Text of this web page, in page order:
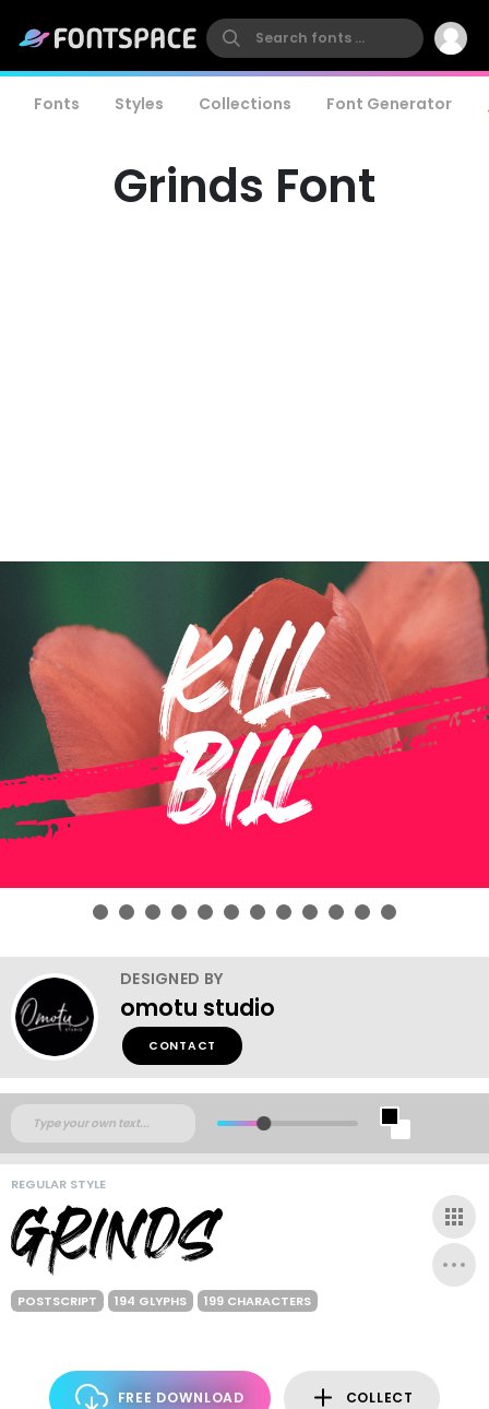
Fonts Styles Collections Font Generator
Grinds Font
DESIGNED BY
omotu studio
CONTACT
REGULAR STYLE
POSTSCRIPT 194 GLYPHS 199 CHARACTERS
FREE DOWNLOAD COLLECT